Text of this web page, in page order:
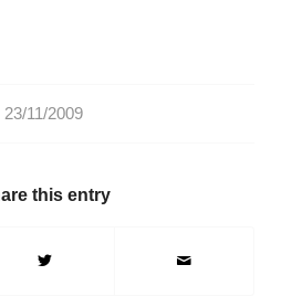
23/11/2009
this entry